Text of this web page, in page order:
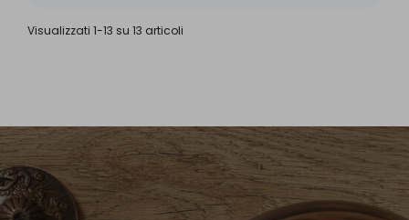
Visualizzati 1-13 su 13 articoli